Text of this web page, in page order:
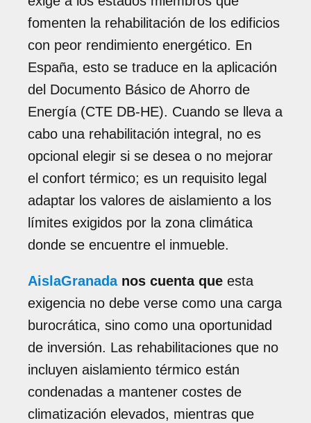
fomenten la rehabilitación de los edificios
con peor rendimiento energético. En
España, esto se traduce en la aplicación
del Documento Básico de Ahorro de
Energía (CTE DB-HE). Cuando se lleva a
cabo una rehabilitación integral, no es
opcional elegir si se desea o no mejorar
el confort térmico; es un requisito legal
adaptar los valores de aislamiento a los
límites exigidos por la zona climática
donde se encuentre el inmueble.
AislaGranadanos cuenta que esta
exigencia no debe verse como una carga
burocrática, sino como una oportunidad
de inversión. Las rehabilitaciones que no
incluyen aislamiento térmico están
condenadas a mantener costes de
climatización elevados, mientras que